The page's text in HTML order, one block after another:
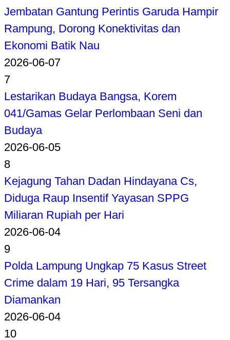
Jembatan Gantung Perintis Garuda Hampir
Rampung, Dorong Konektivitas dan
Ekonomi Batik Nau
2026-06-07
7
Lestarikan Budaya Bangsa, Korem
041/Gamas Gelar Perlombaan Seni dan
Budaya
2026-06-05
8
Kejagung Tahan Dadan Hindayana Cs,
Diduga Raup Insentif Yayasan SPPG
Miliaran Rupiah per Hari
2026-06-04
9
Polda Lampung Ungkap 75 Kasus Street
Crime dalam 19 Hari, 95 Tersangka
Diamankan
2026-06-04
10